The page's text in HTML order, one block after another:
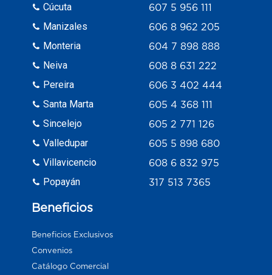
Cúcuta
Manizales
Monteria
Neiva
Pereira
Santa Marta
Sincelejo
Valledupar
Villavicencio
Popayán
607 5 956 111
606 8 962 205
604 7 898 888
608 8 631 222
606 3 402 444
605 4 368 111
605 2 771 126
605 5 898 680
608 6 832 975
317 513 7365
Beneficios
Beneficios Exclusivos
Convenios
Catálogo Comercial